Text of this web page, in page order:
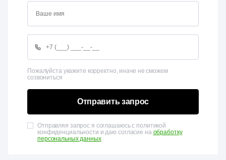
Пожалуйста укажите корректно, иначе не сможем
созвониться
Отправить запрос
Отправляя запрос я соглашаюсь с политикой
конфиденциальности и даю согласие на обработку
персональных данных